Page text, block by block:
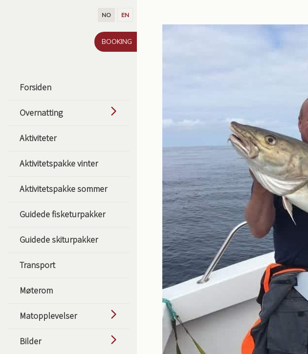
NO EN
BOOKING
Forsiden
Overnatting
Aktiviteter
Aktivitetspakke vinter
Aktivitetspakke sommer
Guidede fisketurpakker
Guidede skiturpakker
Transport
Møterom
Matopplevelser
Bilder